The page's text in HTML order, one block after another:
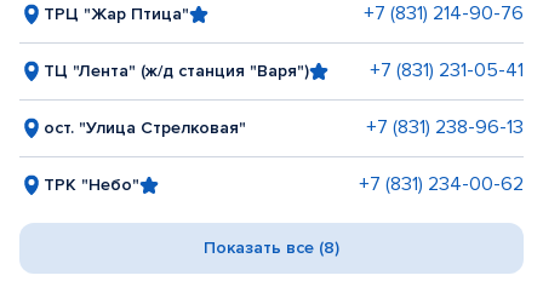
ТРЦ "Жар Птица" +7 (831) 214-90-76
ТЦ "Лента" (ж/д станция "Варя") +7 (831) 231-05-41
ост. "Улица Стрелковая" +7 (831) 238-96-13
ТРК "Небо" +7 (831) 234-00-62
Показать все (8)